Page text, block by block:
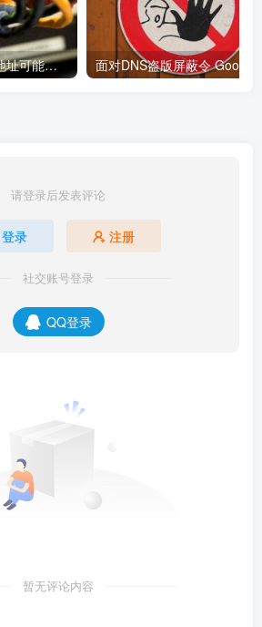
2.5亿个闲置的IPv4地址可能被释放，但仍面临重重阻碍
请登录后发表评论
登录 注册
社交账号登录
QQ登录
暂无评论内容